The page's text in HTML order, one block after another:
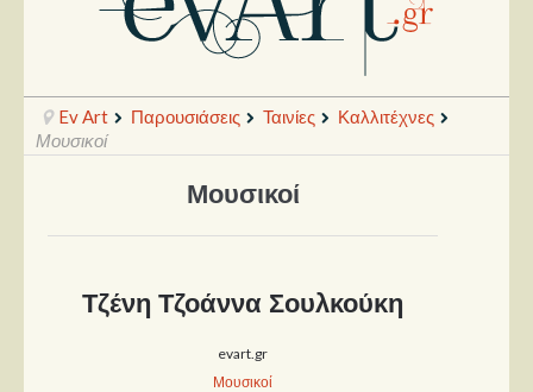
Θέατρο
Ev Art Παρουσιάσεις Ταινίες
Καλλιτέχνες
Μουσικοί
Μουσικοί
Τζένη Τζοάννα Σουλκούκη
evart.gr
Μουσικοί